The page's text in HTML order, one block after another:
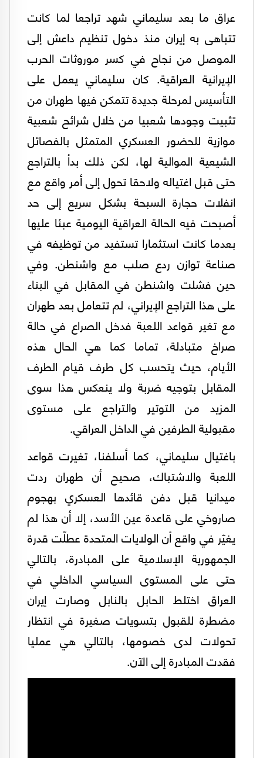
عراق ما بعد سليماني شهد تراجعا لما كانت
تتباهى به إيران منذ دخول تنظيم داعش إلى
الموصل من نجاح في كسر موروثات الحرب
الإيرانية العراقية. كان سليماني يعمل على
التأسيس لمرحلة جديدة تتمكن فيها طهران من
تثبيت وجودها شعبيا من خلال شرائح شعبية
موازية للحضور العسكري المتمثل بالفصائل
الشيعية الموالية لها، لكن ذلك بدأ بالتراجع
حتى قبل اغتياله ولاحقا تحول إلى أمر واقع مع
انفلات حجارة السبحة بشكل سريع إلى حد
أصبحت فيه الحالة العراقية اليومية عبئا عليها
بعدما كانت استثمارا تستفيد من توظيفه في
صناعة توازن ردع صلب مع واشنطن. وفي
حين فشلت واشنطن في المقابل في البناء
على هذا التراجع الإيراني، لم تتعامل بعد طهران
مع تغير قواعد اللعبة فدخل الصراع في حالة
صراخ متبادلة، تماما كما هي الحال هذه
الأيام، حيث يتحسب كل طرف قيام الطرف
المقابل بتوجيه ضربة ولا ينعكس هذا سوى
المزيد من التوتير والتراجع على مستوى
مقبولية الطرفين في الداخل العراقي.
باغتيال سليماني، كما أسلفنا، تغيرت قواعد
اللعبة والاشتباك، صحيح أن طهران ردت
ميدانيا قبل دفن قائدها العسكري بهجوم
صاروخي على قاعدة عين الأسد، إلا أن هذا لم
يغيّر في واقع أن الولايات المتحدة عطلّت قدرة
الجمهورية الإسلامية على المبادرة، بالتالي
حتى على المستوى السياسي الداخلي في
العراق اختلط الحابل بالنابل وصارت إيران
مضطرة للقبول بتسويات صغيرة في انتظار
تحولات لدى خصومها، بالتالي هي عمليا
فقدت المبادرة إلى الآن.